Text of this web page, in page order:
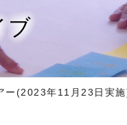
ブ
ー(2023年11月23日実